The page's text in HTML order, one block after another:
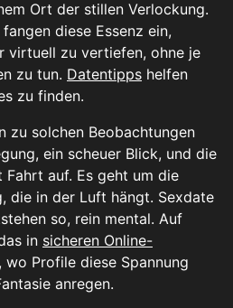
Ort der stillen Verlockung.
diese Essenz ein,
virtuell zu vertiefen, ohne je
zu tun. Datentipps helfen
zu finden.
zu solchen Beobachtungen
ein scheuer Blick, und die
auf. Es geht um die
die in der Luft hängt. Sexdate
so, rein mental. Auf
in sicheren Online-
wo Profile diese Spannung
anregen.